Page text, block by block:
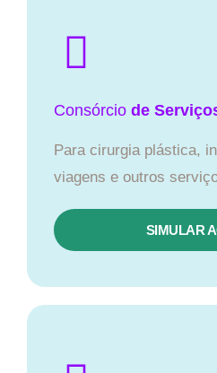
Consórcio de
Para cirurgia plástica,
viagens e outros
SIMULAR